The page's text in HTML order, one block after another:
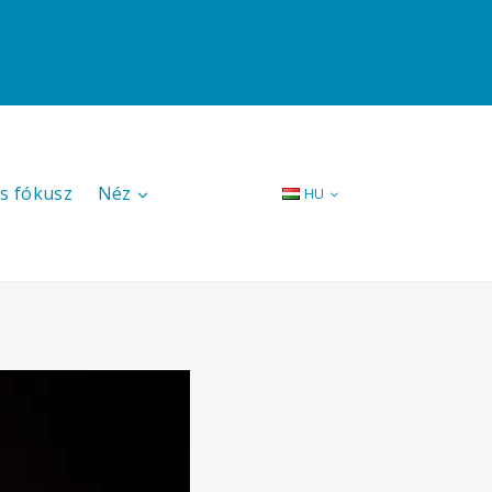
fókusz Néz HU